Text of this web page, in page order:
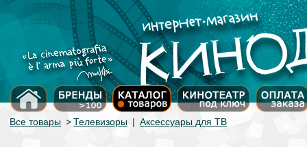
Все товары >Телевизоры | Аксессуары для ТВ